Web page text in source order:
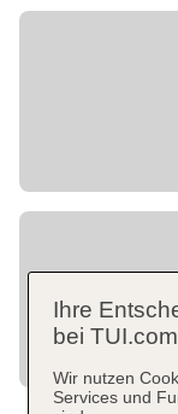
Ihre
bei TUI.com
Wir nutzen
Services und